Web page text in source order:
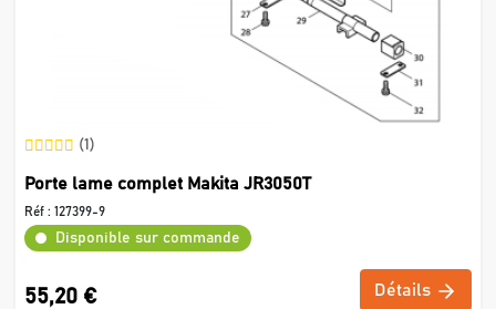
(1)
Porte lame complet Makita JR3050T
Réf : 127399-9
Disponible sur commande
55,20 € Détails